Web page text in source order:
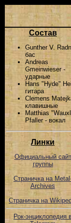
Состав
Gunther V.
бас
Andreas
Gmeinwieser -
ударные
Hans "Hyde"
гитара
Clemens
клавишные
Matthias
Pfaller - вокал
Линки
Официальный сайт
группы
Страничка на
Archives
Страничка на
Рок-энциклопедия